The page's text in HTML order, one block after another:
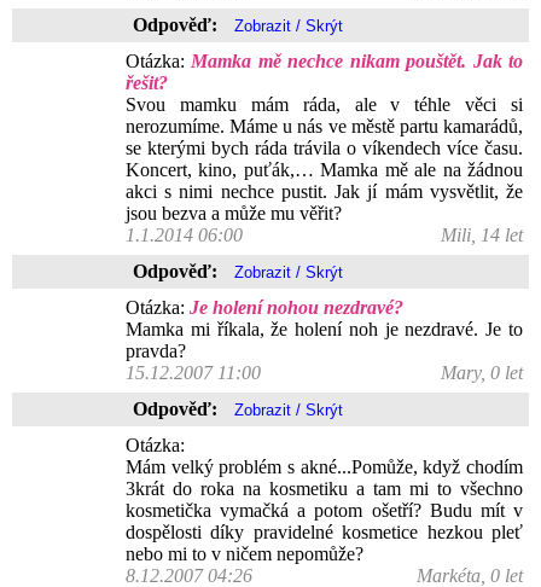
Odpověď:
Otázka: Mamka mě nechce nikam pouštět. Jak to
řešit?
Svou mamku mám ráda, ale v téhle věci si
nerozumíme. Máme u nás ve městě partu kamarádů,
se kterými bych ráda trávila o víkendech více času.
Koncert, kino, puťák,… Mamka mě ale na žádnou
akci s nimi nechce pustit. Jak jí mám vysvětlit, že
jsou bezva a může mu věřit?
1.1.2014 06:00
Mili, 14 let
Odpověď:
Otázka: Je holení nohou nezdravé?
Mamka mi říkala, že holení noh je nezdravé. Je to
pravda?
15.12.2007 11:00
Mary, 0 let
Odpověď:
Otázka:
Mám velký problém s akné...Pomůže, když chodím
3krát do roka na kosmetiku a tam mi to všechno
kosmetička vymačká a potom ošetří? Budu mít v
dospělosti díky pravidelné kosmetice hezkou pleť
nebo mi to v ničem nepomůže?
8.12.2007 04:26
Markéta, 0 let